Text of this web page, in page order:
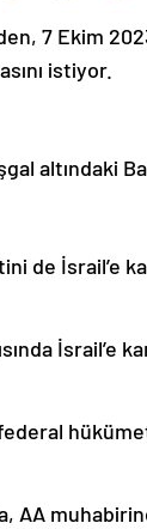
7 Ekim
istiyor.
altındaki
de İsrail’e
İsrail’e
AA